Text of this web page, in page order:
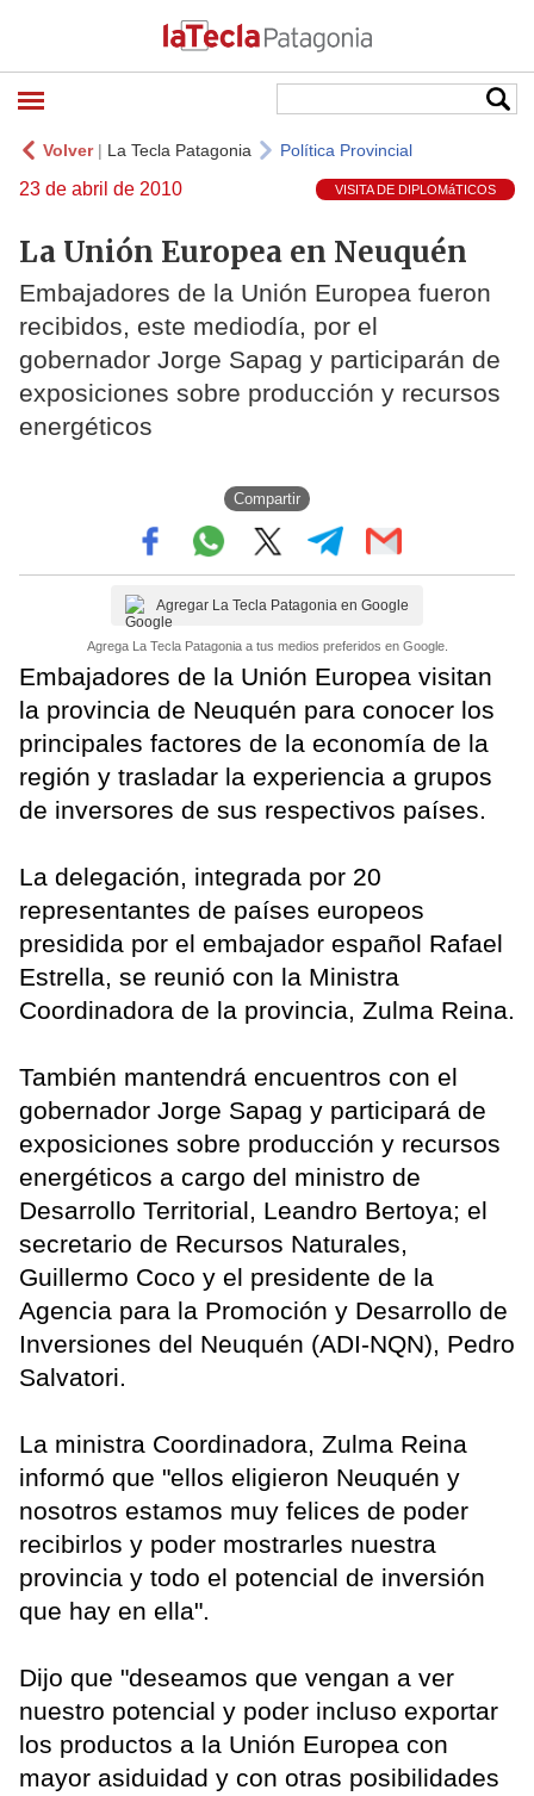
Volver| La Tecla Patagonia Política Provincial
23 de abril de 2010 VISITA DE DIPLOMáTICOS
La Unión Europea en Neuquén
Embajadores de la Unión Europea fueron
recibidos, este mediodía, por el
gobernador Jorge Sapag y participarán de
exposiciones sobre producción y recursos
energéticos
Compartir
Agregar La Tecla Patagonia en Google
Agrega La Tecla Patagonia a tus medios preferidos en Google.
Embajadores de la Unión Europea visitan
la provincia de Neuquén para conocer los
principales factores de la economía de la
región y trasladar la experiencia a grupos
de inversores de sus respectivos países.
La delegación, integrada por 20
representantes de países europeos
presidida por el embajador español Rafael
Estrella, se reunió con la Ministra
Coordinadora de la provincia, Zulma Reina.
También mantendrá encuentros con el
gobernador Jorge Sapag y participará de
exposiciones sobre producción y recursos
energéticos a cargo del ministro de
Desarrollo Territorial, Leandro Bertoya; el
secretario de Recursos Naturales,
Guillermo Coco y el presidente de la
Agencia para la Promoción y Desarrollo de
Inversiones del Neuquén (ADI-NQN), Pedro
Salvatori.
La ministra Coordinadora, Zulma Reina
informó que "ellos eligieron Neuquén y
nosotros estamos muy felices de poder
recibirlos y poder mostrarles nuestra
provincia y todo el potencial de inversión
que hay en ella".
Dijo que "deseamos que vengan a ver
nuestro potencial y poder incluso exportar
los productos a la Unión Europea con
mayor asiduidad y con otras posibilidades